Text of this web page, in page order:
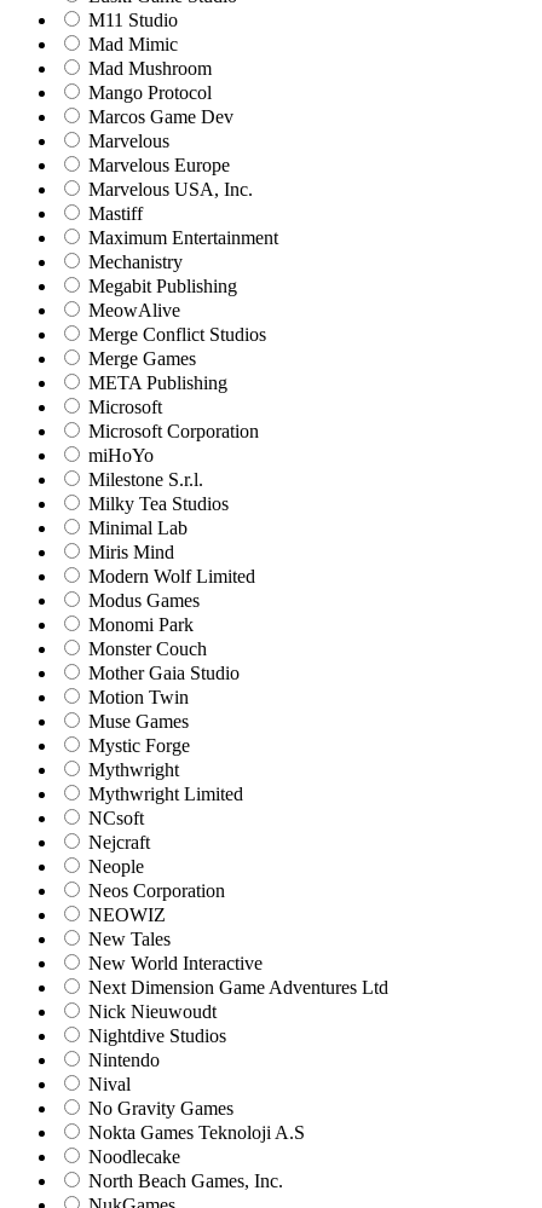
M11 Studio
Mad Mimic
Mad Mushroom
Mango Protocol
Marcos Game Dev
Marvelous
Marvelous Europe
Marvelous USA, Inc.
Mastiff
Maximum Entertainment
Mechanistry
Megabit Publishing
MeowAlive
Merge Conflict Studios
Merge Games
META Publishing
Microsoft
Microsoft Corporation‬
miHoYo
Milestone S.r.l.
Milky Tea Studios
Minimal Lab
Miris Mind
Modern Wolf Limited
Modus Games
Monomi Park
Monster Couch
Mother Gaia Studio
Motion Twin
Muse Games
Mystic Forge
Mythwright
Mythwright Limited
NCsoft
Nejcraft
Neople
Neos Corporation
NEOWIZ
New Tales
New World Interactive
Next Dimension Game Adventures Ltd
Nick Nieuwoudt
Nightdive Studios
Nintendo
Nival
No Gravity Games
Nokta Games Teknoloji A.S
Noodlecake
North Beach Games, Inc.